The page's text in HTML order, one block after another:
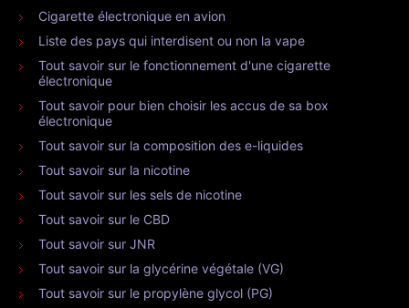
Cigarette électronique en avion
Liste des pays qui interdisent ou non la vape
Tout savoir sur le fonctionnement d'une cigarette
électronique
Tout savoir pour bien choisir les accus de sa box
électronique
Tout savoir sur la composition des e-liquides
Tout savoir sur la nicotine
Tout savoir sur les sels de nicotine
Tout savoir sur le CBD
Tout savoir sur JNR
Tout savoir sur la glycérine végétale (VG)
Tout savoir sur le propylène glycol (PG)